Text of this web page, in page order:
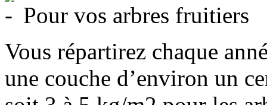
Pour vos arbres fruitiers
Vous répartirez chaque
une couche d’environ un